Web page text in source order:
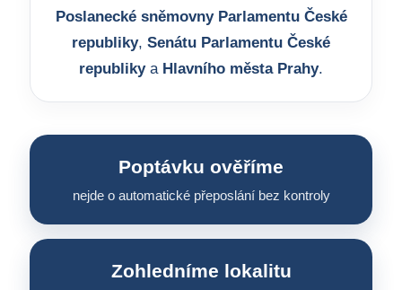
Poslanecké sněmovny Parlamentu České
republiky, Senátu Parlamentu České
republikya Hlavního města Prahy.
Poptávku ověříme
nejde o automatické přeposlání bez kontroly
Zohledníme lokalitu